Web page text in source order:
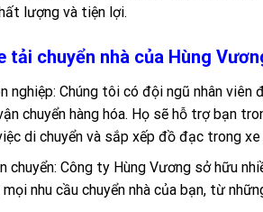
lượng và tiện lợi.
tải chuyển nhà của Hùng
nghiệp: Chúng tôi có đội ngũ nhân
chuyển hàng hóa. Họ sẽ hỗ trợ bạn
di chuyển và sắp xếp đồ đạc trong
chuyển: Công ty Hùng Vương sở hữu
nhu cầu chuyển nhà của bạn, từ